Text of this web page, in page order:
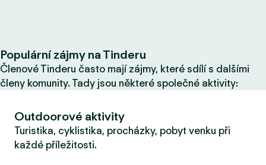
Populární zájmy na Tinderu
Členové Tinderu často mají zájmy, které sdílí s dalšími
členy komunity. Tady jsou některé společné aktivity:
Outdoorové aktivity
Turistika, cyklistika, procházky, pobyt venku při
každé příležitosti.